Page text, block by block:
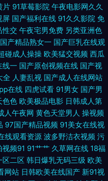
本超踫 91刺激 av福利入口 国产黑
97亚洲精品成人 av色图网站 婷婷
福利视频 老司机av电影 深爱婷婷婷
香蕉视频三级一区 日韩国产综合系
成人无码懂色 极品内射国产 少妇干
一 伊人五月香蕉 日干嫩妇 日韩一
成人禁污污啪啪入口 欧美性猛交一
成人欧美首页 一区二区 91热视 91
片 91草莓影院 午夜电影网久久
屏 国产福利在线 91久久影院 免
性交 午夜宅男免费 另类亚洲色
国产精品熟女一 国产巨乳在线观
碰成人操操 欧美猛交视频 西瓜
线一 国产原创视频在线 国产视
全 人妻乱视 国产成人在线网站
在线 四虎试看 91男女 国产男
色色 欧美极品电影 日韩成人第
人午夜网 黄色天堂男人 操视频
97国产精品视频 91美女在线视
线观看资源 波多野洁衣视频 污
视频91 91艹艹 久草网在线 18福
区二区 韩日爆乳无码三级 欧美
网站 日韩欧美在线国产 新91视